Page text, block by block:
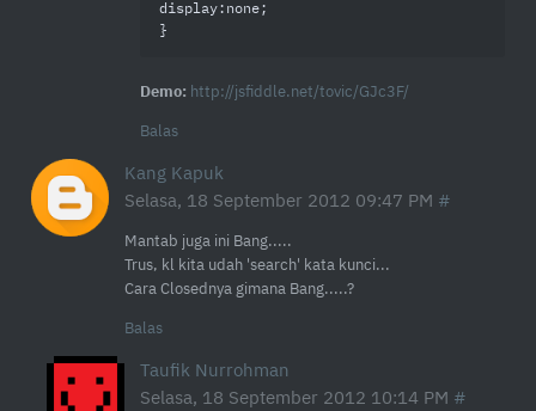
display:none;
}
Demo: http://jsfiddle.net/tovic/GJc3F/
Balas
Kang Kapuk
Selasa, 18 September 2012 09:47 PM
Mantab juga ini Bang.....
Trus, kl kita udah 'search' kata kunci...
Cara Closednya gimana Bang.....?
Balas
Taufik Nurrohman
Selasa, 18 September 2012 10:14 PM